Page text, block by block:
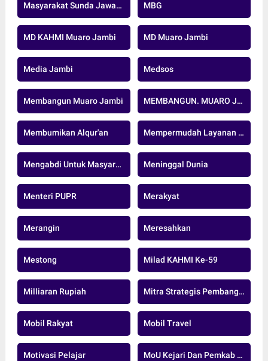
Masyarakat Sunda Jawab Dan Banten MBG
MD KAHMI Muaro Jambi MD Muaro Jambi
Media Jambi Medsos
Membangun Muaro Jambi MEMBANGUN. MUARO JAMBI
Membumikan Alqur'an Mempermudah Layanan Berbasis Digital
Mengabdi Untuk Masyarakat. Meninggal Dunia
Menteri PUPR Merakyat
Merangin Meresahkan
Mestong Milad KAHMI Ke-59
Milliaran Rupiah Mitra Strategis Pembangunan Daerah
Mobil Rakyat Mobil Travel
Motivasi Pelajar MoU Kejari Dan Pemkab Muaro Jambi